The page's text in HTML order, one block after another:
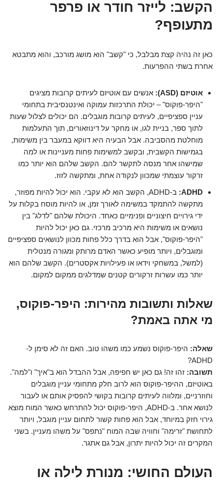
הקשב: לייזר חודר או פרפר
מתעופף?
כאן זה נהיה קצת מבלבל, כי "קשב" הוא מושג מורכב, והוא מתבטא
אחרת בשתי ההפרעות.
אוטיזם (ASD):
אנשים עם אוטיזם לעיתים קרובות מציגים
"היפר-פוקוס" – יכולת התרכזות עמוקה ואינטנסיבית בתחומי
עניין ספציפיים, לעיתים קרובות מוגבלים. הם יכולים לצלול שעות
לתוך ספר, בניית לגו, או מחקר על דינוזאורים, תוך התעלמות
מוחלטת מהסביבה. אבל הבעיה היא דווקא במעבר בין משימות,
בגמישות הקשבית, ובקשב למשימות פחות מעניינות או למה
שמישהו אחר מנסה לתקשר להם. הקשב שלהם הוא יותר כמו
זרקור עוצמתי שמכוון לנקודה אחת, ומתקשה לזוז.
ADHD:
ב-ADHD, הקשב הוא לא עקבי. הוא יכול להיות מפוזר,
מתקשה להתמקד במשימה לאורך זמן, או להיות מוסח בקלות על
ידי גירויים חיצוניים ופנימיים כאחד. היכולת שלהם "לדלג" בין
נושאים או משימות היא מרכיב מרכזי. גם כאן יכול להיות
"היפר-פוקוס", אבל הוא בדרך כלל פחות מכוון לנושאים ספציפיים
ומוגבלים, ויותר מופיע כאשר האדם מרותק ומגורה מנטלית
(למשל, במשחקי וידאו או פעילויות אקסטרים). הקשב שלהם הוא
יותר כמו עשרות זרקורים קטנים שמדלגים ממקום למקום.
שאלות ותשובות מהירות: היפר-פוקוס,
מי אתה באמת?
שאלה: היפר-פוקוס נשמע כמו משהו טוב. האם זה לא סימן ל-
ADHD?
תשובה: זהו זה! גם כאן יש חפיפה, אבל ההבדל הוא ב"איך" ו"למה".
באוטיזם, ההיפר-פוקוס הוא לרוב חלק מתחומי עניין מוגבלים
וחוזרניים, ומלווה לעיתים קרובות בקושי להפסיק אותם או לעבור
לנושא אחר. ב-ADHD, היפר-פוקוס יכול להתרחש כאשר המוח מוצא
גירוי חזק במיוחד, אבל הוא פחות קשור לתחום עניין מוגבל, ויותר
לתחושת "זרימה" וחוויה שבה המוח "נתפס" על משהו מעניין. בשני
המקרים זה יכול להיות יתרון, אבל גם אתגר.
העולם החושי: מנורת לילה או